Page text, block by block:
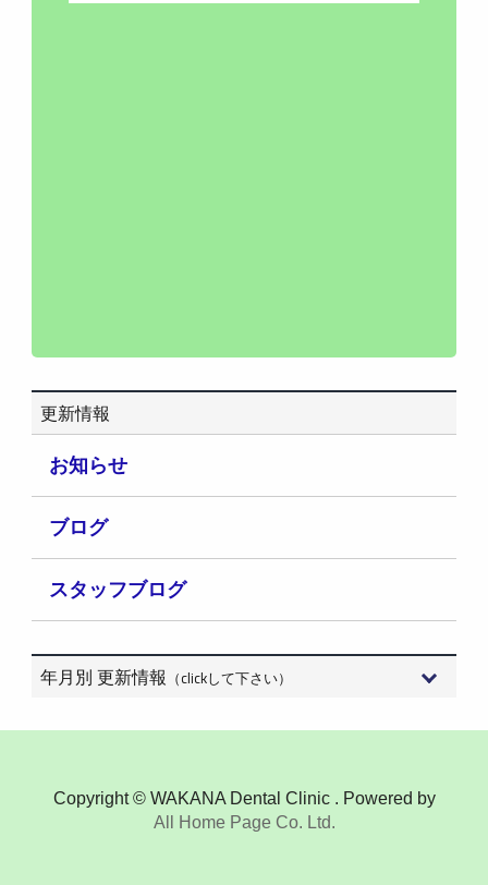
更新情報
お知らせ
ブログ
スタッフブログ
年月別 更新情報 （clickして下さい）
2026年8月 (3)
2026年7月 (15)
Copyright © WAKANA Dental Clinic . Powered by
All Home Page Co. Ltd.